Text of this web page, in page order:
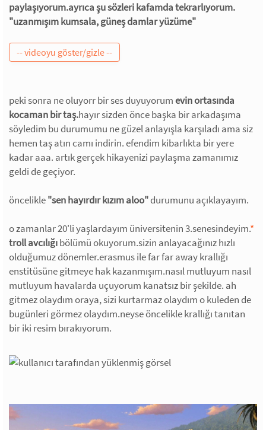
paylaşıyorum.ayrıca şu sözleri kafamda tekrarlıyorum.
"uzanmışım kumsala, güneş damlar yüzüme"
peki sonra ne oluyorr bir ses duyuyorumevin ortasında
kocaman bir taş.hayır sizden önce başka bir arkadaşıma
söyledim bu durumumu ne güzel anlayışla karşıladı ama siz
hemen taş atın camı indirin. efendim kibarlıkta bir yere
kadar aaa. artık gerçek hikayenizi paylaşma zamanımız
geldi de geçiyor.
öncelikle"sen hayırdır kızım aloo"durumunu açıklayayım.
o zamanlar 20'li yaşlardayım üniversitenin 3.senesindeyim.*
troll avcılığıbölümü okuyorum.sizin anlayacağınız hızlı
olduğumuz dönemler.erasmus ile far far away krallığı
enstitüsüne gitmeye hak kazanmışım.nasıl mutluyum nasıl
mutluyum havalarda uçuyorum kanatsız bir şekilde. ah
gitmez olaydım oraya, sizi kurtarmaz olaydım o kuleden de
bugünleri görmez olaydım.neyse öncelikle krallığı tanıtan
bir iki resim bırakıyorum.